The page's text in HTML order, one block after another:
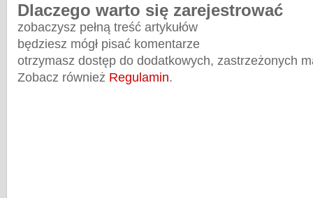
Dlaczego warto się zarejestrować
zobaczysz pełną treść artykułów
będziesz mógł pisać komentarze
otrzymasz dostęp do dodatkowych, zastrzeżonych
Zobacz również Regulamin.